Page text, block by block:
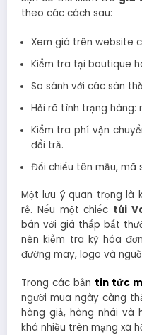
theo các cách sau:
Xem giá trên website
Kiểm tra tại boutique
So sánh với các sàn
Hỏi rõ tình trạng hàng:
Kiểm tra phí vận
đổi trả.
Đối chiếu tên mẫu, mã
Một lưu ý quan trọng là
rẻ. Nếu một chiếc túi
bán với giá thấp bất
nên kiểm tra kỹ hóa
đường may, logo và
Trong các bản tin tức
người mua ngày càng
hàng giả, hàng nhái và
khá nhiều trên mạng xã